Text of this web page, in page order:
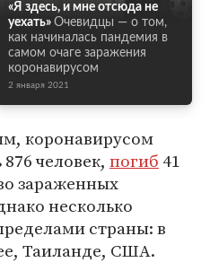
«Я здесь, и мне отсюда не
уехать» Очевидцы — о том,
как начиналась пандемия в
самом очаге заражения
коронавирусом
2 января 2021
коронавирусом
человек, погиб 41
зараженных
несколько
страны: в
Таиланде, США.